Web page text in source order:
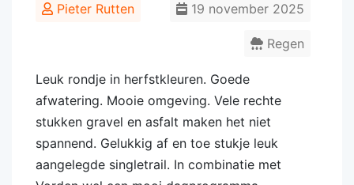
Pieter Rutten 19 november 2025
Regen
Leuk rondje in herfstkleuren. Goede
afwatering. Mooie omgeving. Vele rechte
stukken gravel en asfalt maken het niet
spannend. Gelukkig af en toe stukje leuk
aangelegde singletrail. In combinatie met